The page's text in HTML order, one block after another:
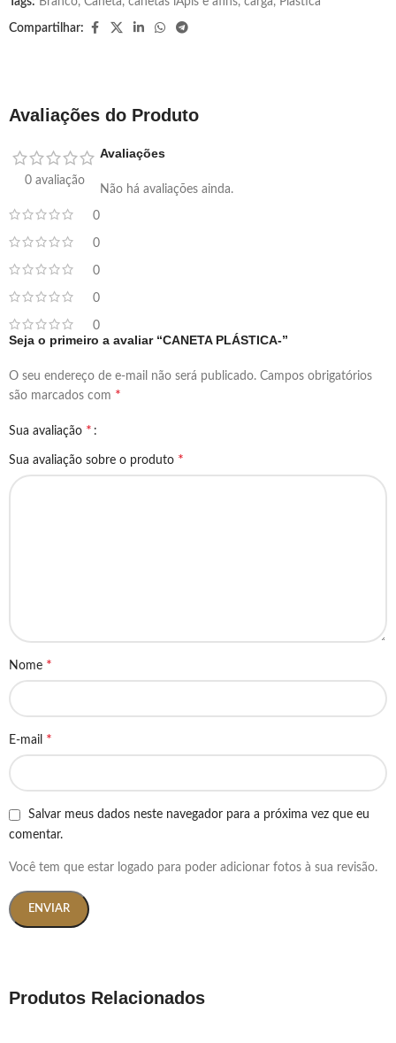
Compartilhar:
Avaliações do Produto
0 avaliação
0
0
0
0
0
Avaliações
Não há avaliações ainda.
Seja o primeiro a avaliar “CANETA PLÁSTICA-”
O seu endereço de e-mail não será publicado. Campos obrigatórios
são marcados com *
Sua avaliação *
Sua avaliação sobre o produto *
Nome *
E-mail *
Salvar meus dados neste navegador para a próxima vez que eu
comentar.
Você tem que estar logado para poder adicionar fotos à sua revisão.
Produtos Relacionados